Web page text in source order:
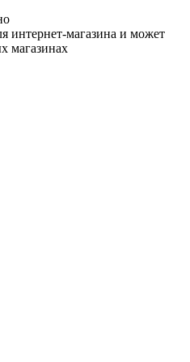
интернет-магазина и может
магазинах